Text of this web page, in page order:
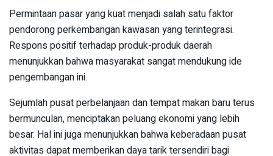
Permintaan pasar yang kuat menjadi salah satu faktor
pendorong perkembangan kawasan yang terintegrasi.
Respons positif terhadap produk-produk daerah
menunjukkan bahwa masyarakat sangat mendukung ide
pengembangan ini.
Sejumlah pusat perbelanjaan dan tempat makan baru terus
bermunculan, menciptakan peluang ekonomi yang lebih
besar. Hal ini juga menunjukkan bahwa keberadaan pusat
aktivitas dapat memberikan daya tarik tersendiri bagi